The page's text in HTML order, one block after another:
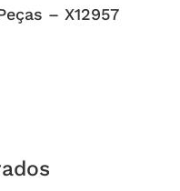
– X12957